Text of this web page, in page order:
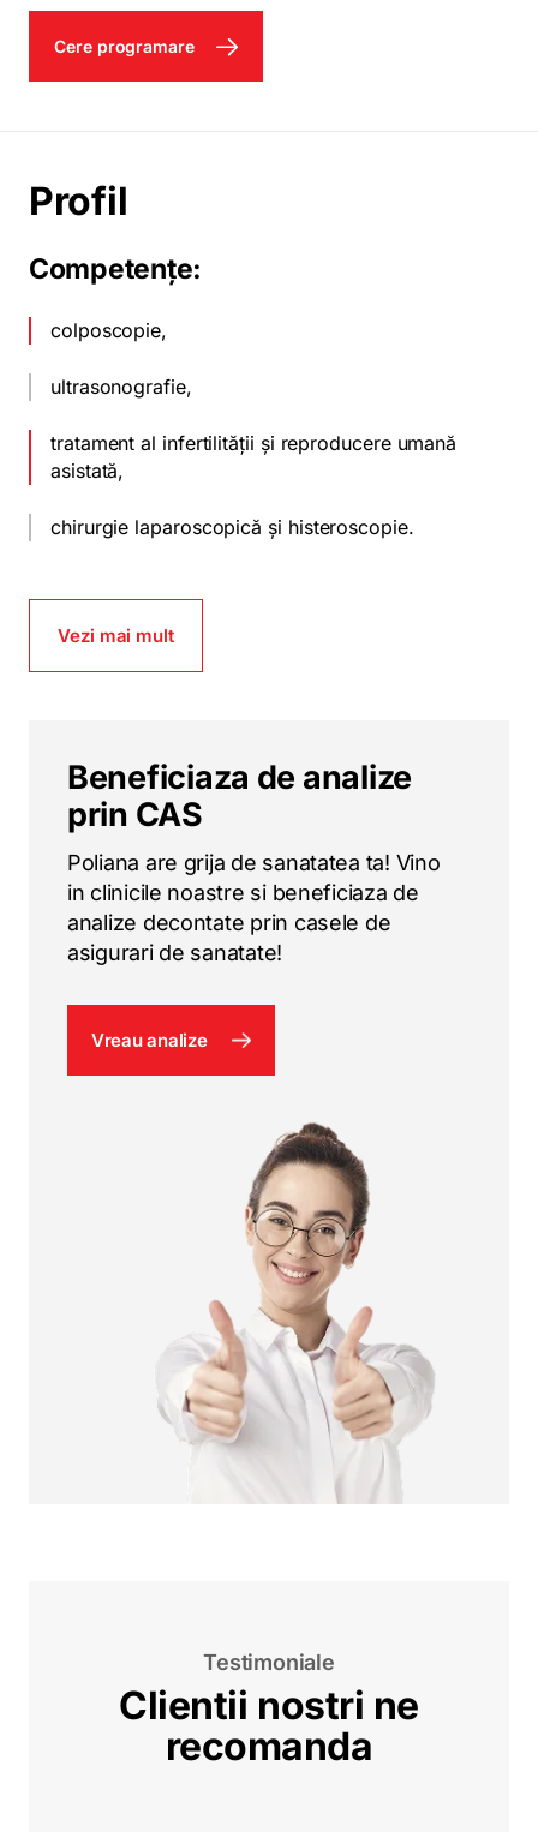
Cere programare
Profil
Competențe:
colposcopie,
ultrasonografie,
tratament al infertilității și reproducere umană
asistată,
chirurgie laparoscopică și histeroscopie.
Vezi mai mult
Beneficiaza de analize
prin CAS
Poliana are grija de sanatatea ta! Vino
in clinicile noastre si beneficiaza de
analize decontate prin casele de
asigurari de sanatate!
Vreau analize
Testimoniale
Clientii nostri ne
recomanda